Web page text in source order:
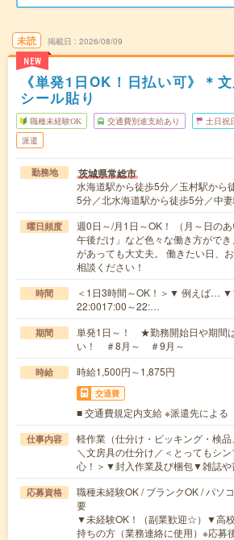
未読
NEW
掲載日 2026/08/09
《単発1日OK！日払い可》＊
シール貼り
職種未経験OK 交通費別途支給あり 土日祝
派遣
勤務地 茨城県常総市
水海道駅から徒歩5分／玉村駅から
5分／北水海道駅から徒歩5分／中
曜日頻度
週0日～/月1日～OK！ （月～日の
午後だけ」など色々な働き方がで
があっても大丈夫。 働きたい日、
相談ください！
時間
＜1日3時間～OK！＞▼ 例えば…
22:0017:00～22:…
期間
単発1日～！ ★勤務開始日や期間
い！ ＃8月～ ＃9月～
時給 時給1,500円～1,875円
交通費
■ 交通費規定内支給 ※派遣先による
仕事内容
軽作業（仕分け・ピッキング・検品
＼文房具の仕分け／＜とってもシ
心！＞▼封入作業及び梱包▼雑誌
応募資格
職種未経験OK / ブランクOK / パソ
要
▼未経験OK！（副業歓迎☆）▼高
持ちの方（業務連絡に使用）※応募